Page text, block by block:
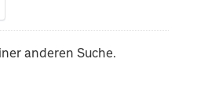
anderen Suche.